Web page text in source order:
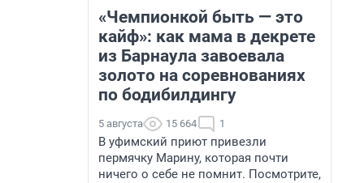
«Чемпионкой быть — это
кайф»: как мама в декрете
из Барнаула завоевала
золото на соревнованиях
по бодибилдингу
5 августа 15 664 1
В уфимский приют привезли
пермячку Марину, которая почти
ничего о себе не помнит. Посмотрите,